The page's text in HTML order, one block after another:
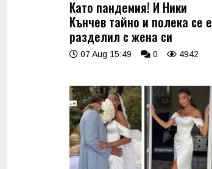
Като пандемия! И Ники
Кънчев тайно и полека се е
разделил с жена си
07 Aug 15:49 0 4942